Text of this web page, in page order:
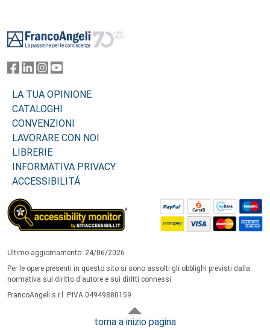
LA TUA OPINIONE
CATALOGHI
CONVENZIONI
LAVORARE CON NOI
LIBRERIE
INFORMATIVA PRIVACY
ACCESSIBILITÁ
Ultimo aggiornamento: 24/06/2026
Per le opere presenti in questo sito si sono assolti gli obblighi previsti dalla
normativa sul diritto d'autore e sui diritti connessi.
FrancoAngeli s.r.l. P.IVA 04949880159
torna a inizio pagina